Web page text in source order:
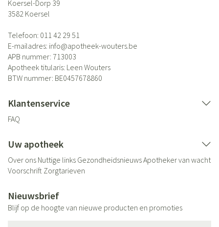
Koersel-Dorp 39
3582 Koersel
Telefoon: 011 42 29 51
E-mailadres: info@apotheek-wouters.be
APB nummer: 713003
Apotheek titularis: Leen Wouters
BTW nummer: BE0457678860
Klantenservice
FAQ
Uw apotheek
Over ons Nuttige links GezondheidsnieuwsApotheker van wacht
Voorschrift Zorgtarieven
Nieuwsbrief
Blijf op de hoogte van nieuwe producten en promoties